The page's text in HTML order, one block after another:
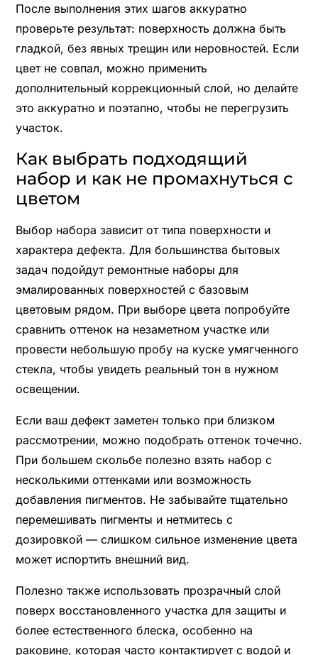
После выполнения этих шагов аккуратно
проверьте результат: поверхность должна быть
гладкой, без явных трещин или неровностей. Если
цвет не совпал, можно применить
дополнительный коррекционный слой, но делайте
это аккуратно и поэтапно, чтобы не перегрузить
участок.
Как выбрать подходящий
набор и как не промахнуться с
цветом
Выбор набора зависит от типа поверхности и
характера дефекта. Для большинства бытовых
задач подойдут ремонтные наборы для
эмалированных поверхностей с базовым
цветовым рядом. При выборе цвета попробуйте
сравнить оттенок на незаметном участке или
провести небольшую пробу на куске умягченного
стекла, чтобы увидеть реальный тон в нужном
освещении.
Если ваш дефект заметен только при близком
рассмотрении, можно подобрать оттенок точечно.
При большем скольбе полезно взять набор с
несколькими оттенками или возможность
добавления пигментов. Не забывайте тщательно
перемешивать пигменты и нетмитесь с
дозировкой — слишком сильное изменение цвета
может испортить внешний вид.
Полезно также использовать прозрачный слой
поверх восстановленного участка для защиты и
более естественного блеска, особенно на
раковине, которая часто контактирует с водой и